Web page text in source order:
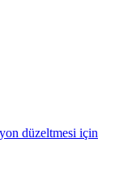
düzeltmesi için